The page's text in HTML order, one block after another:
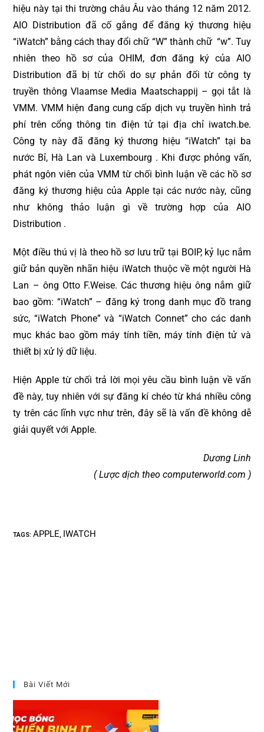
hiệu này tại thi trường châu Âu vào tháng 12 năm 2012.
AIO Distribution đã cố gắng để đăng ký thương hiệu
“iWatch” bằng cách thay đổi chữ “W” thành chữ “w”. Tuy
nhiên theo hồ sơ của OHIM, đơn đăng ký của AIO
Distribution đã bị từ chối do sự phản đối từ công ty
truyền thông Vlaamse Media Maatschappij – gọi tắt là
VMM. VMM hiện đang cung cấp dịch vụ truyền hình trả
phí trên cổng thông tin điện tử tại địa chỉ iwatch.be.
Công ty này đã đăng ký thương hiệu “iWatch” tại ba
nước Bỉ, Hà Lan và Luxembourg . Khi được phỏng vấn,
phát ngôn viên của VMM từ chối bình luận về các hồ sơ
đăng ký thương hiệu của Apple tại các nước này, cũng
như không thảo luận gì về trường hợp của AIO
Distribution .
Một điều thú vị là theo hồ sơ lưu trữ tại BOIP, kỷ lục nắm
giữ bản quyền nhãn hiệu iWatch thuộc về một người Hà
Lan – ông Otto F.Weise. Các thương hiệu ông nắm giữ
bao gồm: “iWatch” – đăng ký trong danh mục đồ trang
sức, “iWatch Phone” và “iWatch Connet” cho các danh
mục khác bao gồm máy tính tiền, máy tính điện tử và
thiết bị xử lý dữ liệu.
Hiện Apple từ chối trả lời mọi yêu cầu bình luận về vấn
đề này, tuy nhiên với sự đăng kí chéo từ khá nhiều công
ty trên các lĩnh vực như trên, đây sẽ là vấn đề không dễ
giải quyết với Apple.
Dương Linh
( Lược dịch theo computerworld.com )
TAGS:APPLE, IWATCH
Bài Viết Mới